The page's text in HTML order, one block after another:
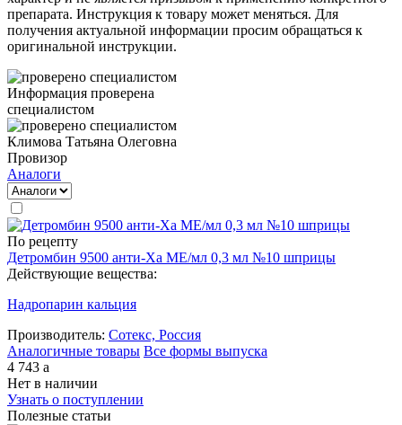
препарата. Инструкция к товару может меняться. Для
получения актуальной информации просим обращаться к
оригинальной инструкции.
Информация проверена
специалистом
Климова Татьяна Олеговна
Провизор
Аналоги
По рецепту
Детромбин 9500 анти-Ха МЕ/мл 0,3 мл №10 шприцы
Действующие вещества:
Надропарин кальция
Производитель: Сотекс, Россия
Аналогичные товары Все формы выпуска
4 743 a
Нет в наличии
Узнать о поступлении
Полезные статьи